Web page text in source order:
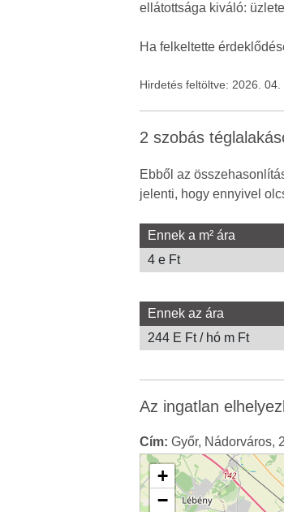
ellátottsága kiváló:
Ha felkeltette
Hirdetés feltöltve: 2026.
2 szobás
Ebből az
jelenti, hogy ennyivel
Ennek a m² ára
4 e Ft
Ennek az ára
244 E Ft / hó m Ft
Az ingatlan
Cím: Győr, Nádorváros,
+
−